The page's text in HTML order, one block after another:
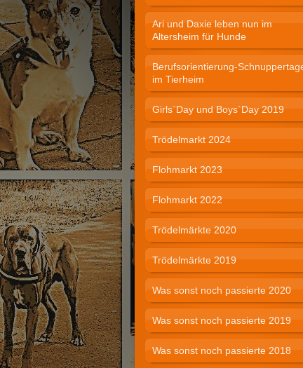
Ari und Daxie leben nun im
Altersheim für Hunde
Berufsorientierung-
im Tierheim
Girls`Day und Boys`Day 2019
Trödelmarkt 2024
Flohmarkt 2023
Flohmarkt 2022
Trödelmärkte 2020
Trödelmärkte 2019
Was sonst noch passierte 2020
Was sonst noch passierte 2019
Was sonst noch passierte 2018